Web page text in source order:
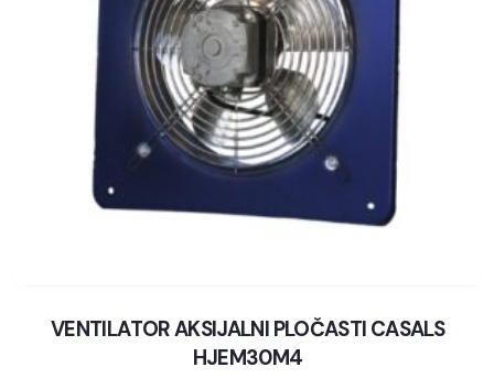
VENTILATOR AKSIJALNI PLOČASTI CASALS
HJEM30M4